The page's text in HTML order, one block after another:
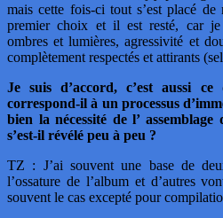
mais cette fois-ci tout s’est placé de
premier choix et il est resté, car
ombres et lumières, agressivité et
complètement respectés et attirants
Je suis d’accord, c’est aussi
correspond-il à un processus
bien la nécessité de l’
s’est-il révélé peu à peu ?
TZ : J’ai souvent une base de
l’ossature de l’album et d’autres
souvent le cas excepté pour